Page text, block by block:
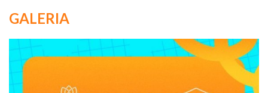
GALERIA